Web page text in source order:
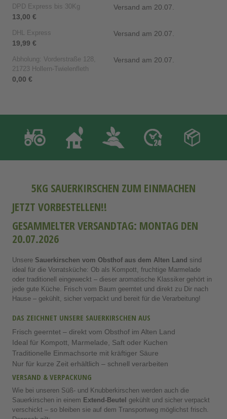
DPD Express bis 30Kg
13,00 €
Versand am 20.07.
DHL Express
19,99 €
Versand am 20.07.
Abholung: Vorderstraße 128,
21723 Hollern-Twielenfleth
0,00 €
Versand am 20.07.
5KG SAUERKIRSCHEN ZUM EINMACHEN
JETZT VORBESTELLEN!!
GESAMMELTER VERSANDTAG: MONTAG DEN
20.07.2026
Unsere Sauerkirschen vom Obsthof aus dem Alten Land sind
ideal für die Vorratsküche: Ob als Kompott, fruchtige Marmelade
oder traditionell eingeweckt – dieser aromatische Klassiker gehört in
jede gute Küche. Frisch vom Baum geerntet und direkt zu Dir nach
Hause – gekühlt, sicher verpackt und bereit für die Verarbeitung!
DAS ZEICHNET UNSERE SAUERKIRSCHEN AUS
Frisch geerntet – direkt vom Obsthof im Alten Land
Ideal für Kompott, Marmelade, Saft oder Kuchen
Traditionelle Einmachsorte mit kräftiger Säure
Nur für kurze Zeit erhältlich – schnell verarbeiten
VERSAND & VERPACKUNG
Wie bei unseren Süß- und Knubberkirschen werden auch die
Sauerkirschen in einem Extend-Beutel gekühlt und sicher verpackt
verschickt – so bleiben sie auf dem Transportweg möglichst frisch.